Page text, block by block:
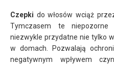
Czepki do włosów wciąż
Tymczasem te
niezwykle przydatne nie tylko
w domach. Pozwalają
negatywnym wpływem